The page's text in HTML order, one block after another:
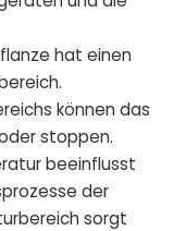
hat einen
können das
stoppen.
beeinflusst
der
sorgt